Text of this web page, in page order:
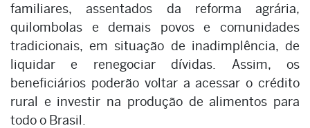
familiares, assentados da reforma agrária,
quilombolas e demais povos e comunidades
tradicionais, em situação de inadimplência, de
liquidar e renegociar dívidas. Assim, os
beneficiários poderão voltar a acessar o crédito
rural e investir na produção de alimentos para
todo o Brasil.